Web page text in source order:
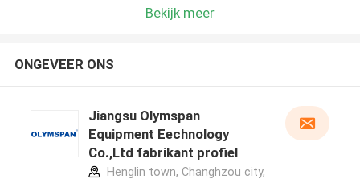
Bekijk meer
ONGEVEER ONS
Jiangsu Olymspan
Equipment Eechnology
Co.,Ltd fabrikant profiel
Henglin town, Changhzou city,